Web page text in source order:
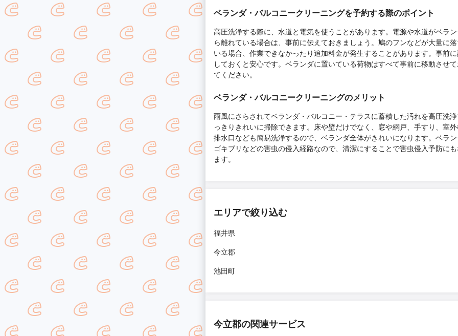
ベランダ・バルコニークリーニングを予約する際のポイント
高圧洗浄する際に、水道と電気を使うことがあります。電源や水道がベラ
ら離れている場合は、事前に伝えておきましょう。鳩のフンなどが大量に
いる場合、作業できなかったり追加料金が発生することがあります。事前
しておくと安心です。ベランダに置いている荷物はすべて事前に移動させ
てください。
ベランダ・バルコニークリーニングのメリット
雨風にさらされてベランダ・バルコニー・テラスに蓄積した汚れを高圧洗
っきりきれいに掃除できます。床や壁だけでなく、窓や網戸、手すり、室
排水口なども簡易洗浄するので、ベランダ全体がきれいになります。ベラ
ゴキブリなどの害虫の侵入経路なので、清潔にすることで害虫侵入予防に
ます。
エリアで絞り込む
福井県
今立郡
池田町
今立郡の関連サービス